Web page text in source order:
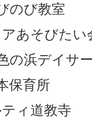
のび教室
あそびたい
の浜デイサ
保育所
ィ道教寺